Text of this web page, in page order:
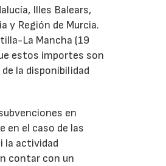
Illes Balears,
y Región de Murcia.
La Mancha (19
estos importes son
la disponibilidad
en
en el caso de las
la actividad
contar con un